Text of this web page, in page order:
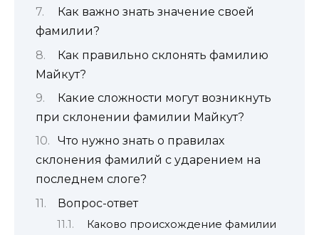
Как важно знать значение своей
фамилии?
Как правильно склонять фамилию
Майкут?
Какие сложности могут возникнуть
при склонении фамилии Майкут?
Что нужно знать о правилах
склонения фамилий с ударением на
последнем слоге?
Вопрос-ответ
Каково происхождение фамилии